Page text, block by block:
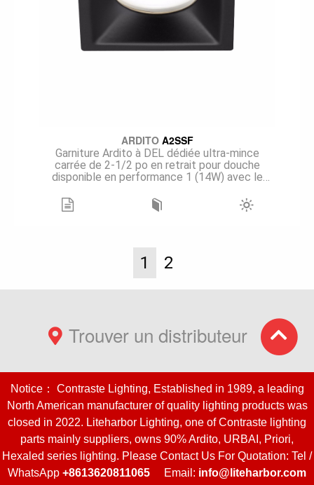
seront
ARDITOA2SSF
Garniture Ardito à DEL dédiée ultra-mince
carrée de 2-1/2 po en retrait pour douche
disponible en performance 1 (14W) avec le
première qualité, est offerte avec une lentille
givrée standard. Disponible en sept finis de
douche, petit, discret et élégant, s'intègre à
tous les décors. Avec les composantes de
première qualité, plus de 825 lumens sont
1 2
Trouver un distributeur
Tous droits réservés.
© Éclairage Contraste Inc. 2005-2022.
Conditions d'utilisation
Notice： Contraste Lighting, Established in 1989, a leading
North American manufacturer of quality lighting products was
closed in 2022. Liteharbor Lighting, one of Contraste lighting
parts mainly suppliers, owns 90% Ardito, URBAI, Priori,
Hexaled series lighting. Please Contact Us For Quotation: Tel /
WhatsApp +8613620811065 Email: info@liteharbor.com